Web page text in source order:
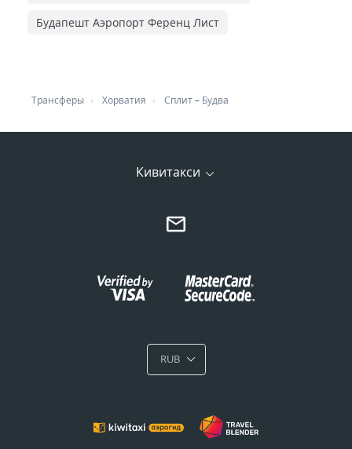
Будапешт Аэропорт Ференц Лист
Трансферы Хорватия Сплит– Будва
Кивитакси
RUB